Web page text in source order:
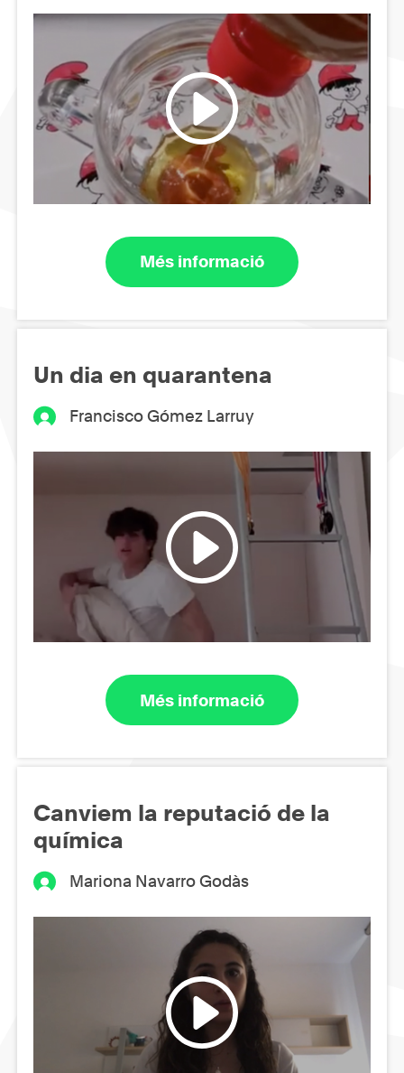
Més informació
Un dia en quarantena
Francisco Gómez Larruy
Més informació
Canviem la reputació de la
química
Mariona Navarro Godàs